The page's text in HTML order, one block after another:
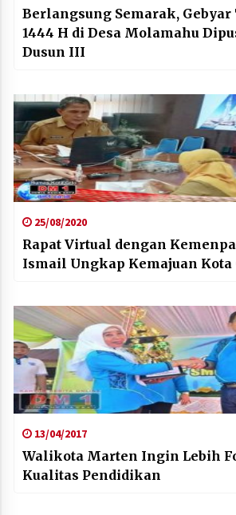
Berlangsung Semarak,
1444 H di Desa Molamahu
Dusun III
25/08/2020
Rapat Virtual dengan
Ismail Ungkap Kemajuan Kota
13/04/2017
Walikota Marten Ingin Lebih
Kualitas Pendidikan